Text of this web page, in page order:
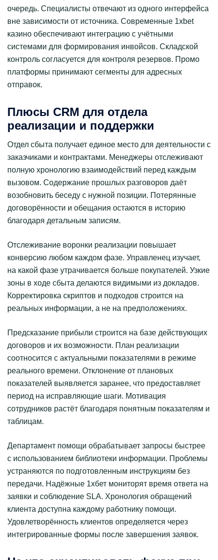
очередь. Специалисты отвечают из одного интерфейса
вне зависимости от источника. Современные 1xbet
казино обеспечивают интеграцию с учётными
системами для формирования инвойсов. Складской
контроль согласуется для контроля резервов. Промо
платформы принимают сегменты для адресных
отправок.
Плюсы CRM для отдела
реализации и поддержки
Отдел сбыта получает единое место для деятельности с
заказчиками и контрактами. Менеджеры отслеживают
полную хронологию взаимодействий перед каждым
вызовом. Содержание прошлых разговоров даёт
возобновить беседу с нужной позиции. Потерянные
договорённости и обещания остаются в историю
благодаря детальным записям.
Отслеживание воронки реализации повышает
конверсию любом каждом фазе. Управленец изучает,
на какой фазе утрачивается больше покупателей. Узкие
зоны в ходе сбыта делаются видимыми из докладов.
Корректировка скриптов и подходов строится на
реальных информации, а не на предположениях.
Предсказание прибыли строится на базе действующих
договоров и их возможности. План реализации
соотносится с актуальными показателями в режиме
реального времени. Отклонение от плановых
показателей выявляется заранее, что предоставляет
период на исправляющие шаги. Мотивация
сотрудников растёт благодаря понятным показателям и
таблицам.
Департамент помощи обрабатывает запросы быстрее
с использованием библиотеки информации. Проблемы
устраняются по подготовленным инструкциям без
передачи. Надёжные 1хбет мониторят время ответа на
заявки и соблюдение SLA. Хронология обращений
клиента доступна каждому работнику помощи.
Удовлетворённость клиентов определяется через
интегрированные формы после завершения заявок.